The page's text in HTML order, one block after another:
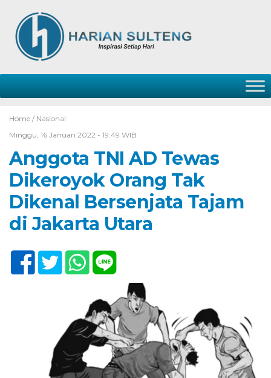
Home / Nasional
Minggu, 16 Januari 2022 - 19:49 WIB
Anggota TNI AD Tewas
Dikeroyok Orang Tak
Dikenal Bersenjata Tajam
di Jakarta Utara